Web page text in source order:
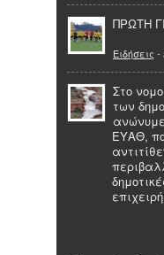
ΠΡΩΤΗ
Ειδήσεις -
Στο
των
ΕΥΑΘ,